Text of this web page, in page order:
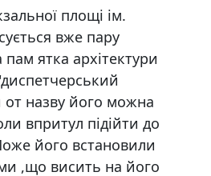
площі ім.
вже пару
ятка архітектури
от назву його можна
впритул підійти до
його встановили
,що висить на його